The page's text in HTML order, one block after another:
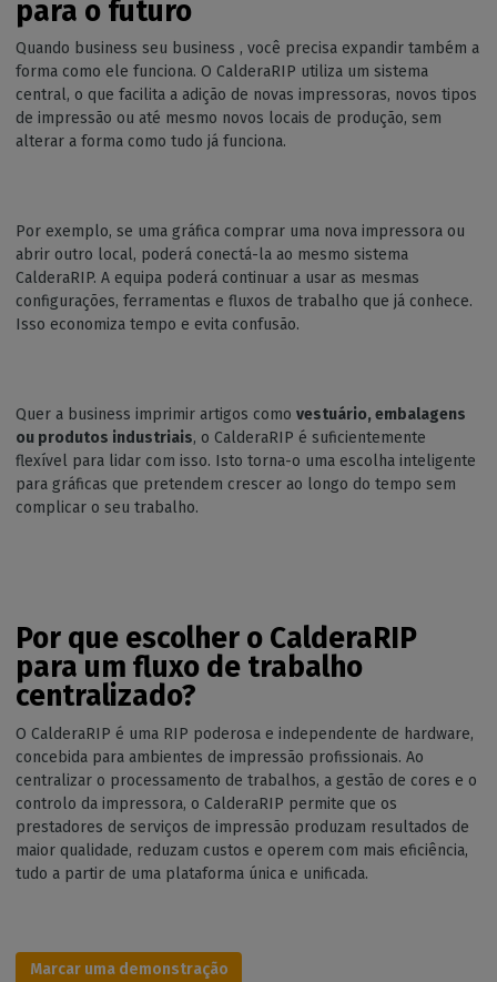
para o futuro
Quando business seu business , você precisa expandir também a
forma como ele funciona. O CalderaRIP utiliza um sistema
central, o que facilita a adição de novas impressoras, novos tipos
de impressão ou até mesmo novos locais de produção, sem
alterar a forma como tudo já funciona.
Por exemplo, se uma gráfica comprar uma nova impressora ou
abrir outro local, poderá conectá-la ao mesmo sistema
CalderaRIP. A equipa poderá continuar a usar as mesmas
configurações, ferramentas e fluxos de trabalho que já conhece.
Isso economiza tempo e evita confusão.
Quer a business imprimir artigos como vestuário, embalagens
ou produtos industriais, o CalderaRIP é suficientemente
flexível para lidar com isso. Isto torna-o uma escolha inteligente
para gráficas que pretendem crescer ao longo do tempo sem
complicar o seu trabalho.
Por que escolher o CalderaRIP
para um fluxo de trabalho
centralizado?
O CalderaRIP é uma RIP poderosa e independente de hardware,
concebida para ambientes de impressão profissionais. Ao
centralizar o processamento de trabalhos, a gestão de cores e o
controlo da impressora, o CalderaRIP permite que os
prestadores de serviços de impressão produzam resultados de
maior qualidade, reduzam custos e operem com mais eficiência,
tudo a partir de uma plataforma única e unificada.
Marcar uma demonstração